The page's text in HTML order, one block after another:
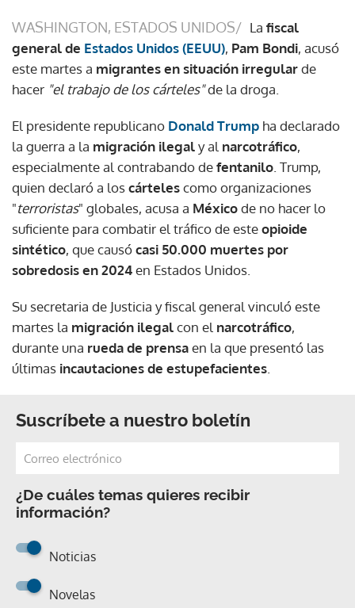
WASHINGTON, ESTADOS UNIDOS/ La fiscal
general de Estados Unidos (EEUU), Pam Bondi, acusó
este martes a migrantes en situación irregularde
hacer "el trabajo de los cárteles"de la droga.
El presidente republicano Donald Trump ha declarado
la guerra a la migración ilegaly al narcotráfico,
especialmente al contrabando defentanilo . Trump,
quien declaró a loscártelescomo organizaciones
"terroristas" globales, acusa a Méxicode no hacer lo
suficiente para combatir el tráfico de esteopioide
sintético, que causócasi 50.000 muertes por
sobredosis en 2024en Estados Unidos.
Su secretaria de Justicia y fiscal general vinculó este
martes la migración ilegalcon el narcotráfico,
durante una rueda de prensaen la que presentó las
últimas incautaciones de estupefacientes
Suscríbete a nuestro boletín
¿De cuáles temas quieres recibir
información?
Noticias
Novelas